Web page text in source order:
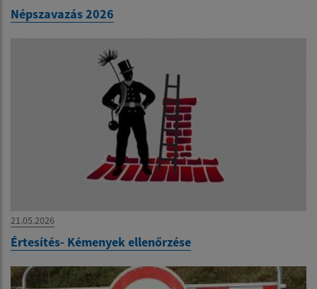
Népszavazás 2026
21.05.2026
Értesítés- Kémenyek ellenőrzése